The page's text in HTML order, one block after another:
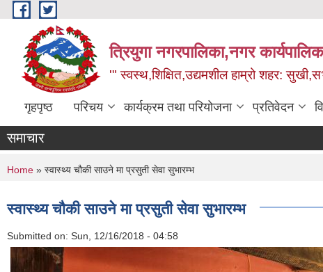
Skip to main content
त्रियुगा नगरपालिका,नगर
'" स्वस्थ,शिक्षित,उद्यमशील हाम्रो शहर:
गृहपृष्ठ परिचय कार्यक्रम तथा परियोजना प्रतिवेदन
समाचार
You are here
Home » स्वास्थ्य चौकी साउने मा प्रसुती सेवा सुभारम्भ
स्वास्थ्य चौकी साउने मा प्रसुती सेवा सुभारम्भ
Submitted on: Sun, 12/16/2018 - 04:58